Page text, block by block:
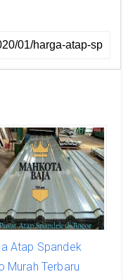
Atap Spandek
Murah Terbaru